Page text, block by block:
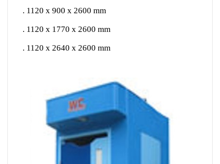
. 1120 x 900 x 2600 mm
. 1120 x 1770 x 2600 mm
. 1120 x 2640 x 2600 mm